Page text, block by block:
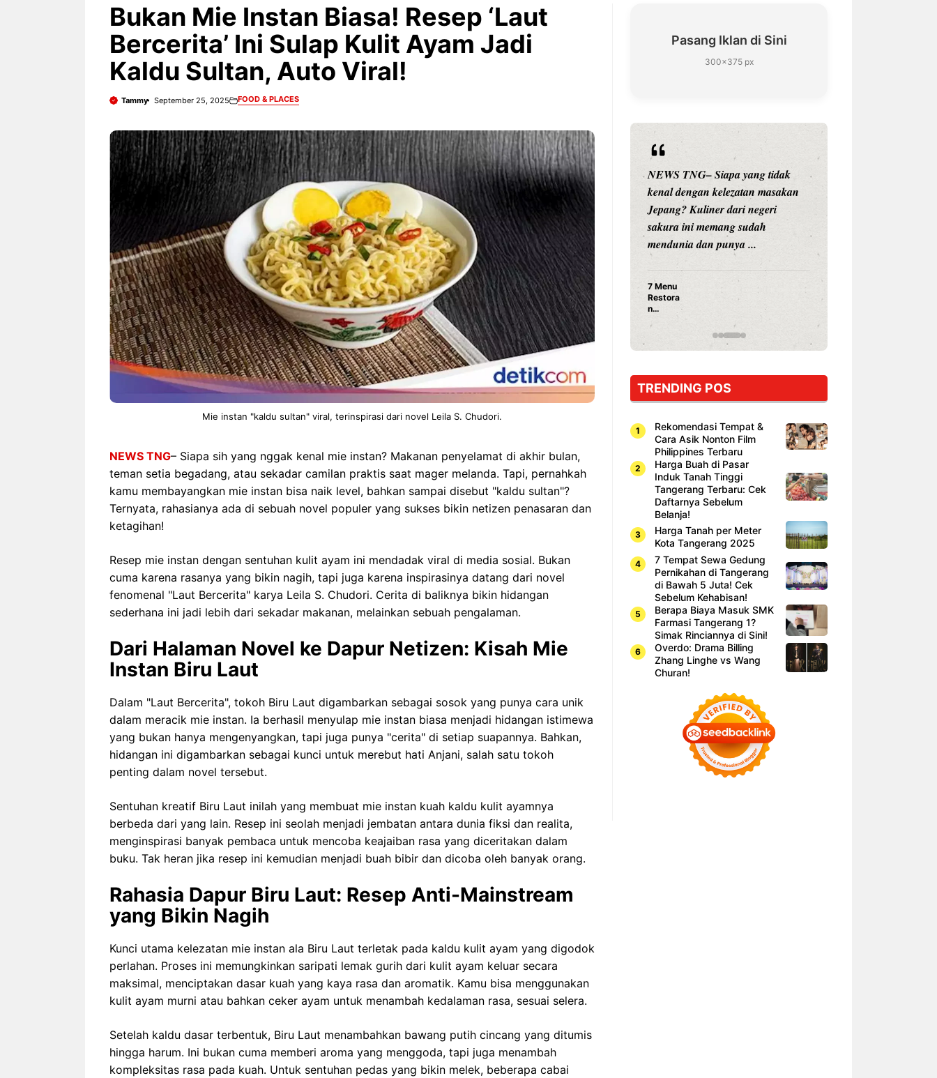
Bukan Mie Instan Biasa! Resep ‘Laut
Bercerita’ Ini Sulap Kulit Ayam Jadi
Kaldu Sultan, Auto Viral!
Tammy September 25, 2025 FOOD & PLACES
Mie instan "kaldu sultan" viral, terinspirasi dari novel Leila S. Chudori.
NEWS TNG– Siapa sih yang nggak kenal mie instan? Makanan penyelamat di akhir bulan,
teman setia begadang, atau sekadar camilan praktis saat mager melanda. Tapi, pernahkah
kamu membayangkan mie instan bisa naik level, bahkan sampai disebut "kaldu sultan"?
Ternyata, rahasianya ada di sebuah novel populer yang sukses bikin netizen penasaran dan
ketagihan!
Resep mie instan dengan sentuhan kulit ayam ini mendadak viral di media sosial. Bukan
cuma karena rasanya yang bikin nagih, tapi juga karena inspirasinya datang dari novel
fenomenal "Laut Bercerita" karya Leila S. Chudori. Cerita di baliknya bikin hidangan
sederhana ini jadi lebih dari sekadar makanan, melainkan sebuah pengalaman.
Dari Halaman Novel ke Dapur Netizen: Kisah Mie
Instan Biru Laut
Dalam "Laut Bercerita", tokoh Biru Laut digambarkan sebagai sosok yang punya cara unik
dalam meracik mie instan. Ia berhasil menyulap mie instan biasa menjadi hidangan istimewa
yang bukan hanya mengenyangkan, tapi juga punya "cerita" di setiap suapannya. Bahkan,
hidangan ini digambarkan sebagai kunci untuk merebut hati Anjani, salah satu tokoh
penting dalam novel tersebut.
Sentuhan kreatif Biru Laut inilah yang membuat mie instan kuah kaldu kulit ayamnya
berbeda dari yang lain. Resep ini seolah menjadi jembatan antara dunia fiksi dan realita,
menginspirasi banyak pembaca untuk mencoba keajaiban rasa yang diceritakan dalam
buku. Tak heran jika resep ini kemudian menjadi buah bibir dan dicoba oleh banyak orang.
Rahasia Dapur Biru Laut: Resep Anti-Mainstream
yang Bikin Nagih
Kunci utama kelezatan mie instan ala Biru Laut terletak pada kaldu kulit ayam yang digodok
perlahan. Proses ini memungkinkan saripati lemak gurih dari kulit ayam keluar secara
maksimal, menciptakan dasar kuah yang kaya rasa dan aromatik. Kamu bisa menggunakan
kulit ayam murni atau bahkan ceker ayam untuk menambah kedalaman rasa, sesuai selera.
Setelah kaldu dasar terbentuk, Biru Laut menambahkan bawang putih cincang yang ditumis
hingga harum. Ini bukan cuma memberi aroma yang menggoda, tapi juga menambah
kompleksitas rasa pada kuah. Untuk sentuhan pedas yang bikin melek, beberapa cabai
Pasang Iklan di Sini
300×375 px
NEWS TNG– Siapa sangka, dua
nama besar di dunia hiburan,
Nunung Srimulat dan Vicky
Prasetyo, kini merambah dunia
Nunung Srimulat & Vicky
Prasetyo Buka Restoran
Ayam Panggang! Cuma Rp
15 Ribu, Resep Rahasia
Mami Bikin Nagih!
NEWS TNG– Bandung –
Menyambut pergantian tahun
2026, restoran all you can eat
Kakkoii All You Can Eat Bandung
menghadirkan ...
Sambut 2026, Kakkoii
Bandung Hadirkan Pesta All
You Can Eat Mulai Rp
145.000
NEWS TNG– Pernah gak sih
kamu mulai ngerjain sesuatu cuma
buat iseng-iseng, eh ternyata malah
jadi peluang bisnis yang
menguntungkan? ...
Dari Iseng Jadi Cuan: Kisah
TUM_ATUL yang Ubah
Hampers Jadi Bisnis Kece
NEWS TNG– Siapa yang tidak
kenal dengan kelezatan masakan
Jepang? Kuliner dari negeri
sakura ini memang sudah
mendunia dan punya ...
7 Menu
Restora
n
yang
Dicoba,
Cuma
Sushi!
TRENDING POS
Rekomendasi Tempat &
Cara Asik Nonton Film
Philippines Terbaru
Harga Buah di Pasar
Induk Tanah Tinggi
Tangerang Terbaru: Cek
Daftarnya Sebelum
Belanja!
Harga Tanah per Meter
Kota Tangerang 2025
7 Tempat Sewa Gedung
Pernikahan di Tangerang
di Bawah 5 Juta! Cek
Sebelum Kehabisan!
Berapa Biaya Masuk SMK
Farmasi Tangerang 1?
Simak Rinciannya di Sini!
Overdo: Drama Billing
Zhang Linghe vs Wang
Churan!